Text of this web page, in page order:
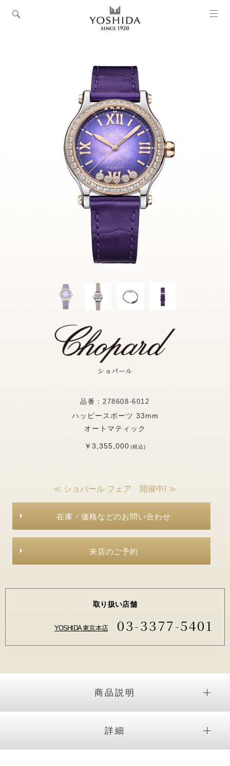
ショパール
品番：278608-6012
ハッピースポーツ 33mm
オートマティック
￥3,355,000(税込)
≪ ショパール フェア 開催中! ≫
在庫・価格などのお問い合わせ
来店のご予約
取り扱い店舗
YOSHIDA 東京本店 03-3377-5401
商品説明
詳細